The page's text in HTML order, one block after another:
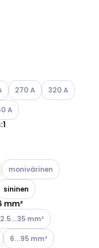
vaihtoehdot
olevat vaihtoehdot
olevat
Katso käytettävissä
270 A Katso
320 A
vaihtoehdot
olevat vaihtoehdot
käytettävissä olevat
A
:1
vaihtoehdot
olevat vaihtoehdot
Katso käytettävissä olevat
monivärinen
vaihtoehdot
sininen
mm²
olevat vaihtoehdot
käytettävissä olevat
2.5...35 mm²
olevat vaihtoehdot
Katso käytettävissä olevat
6...95 mm²